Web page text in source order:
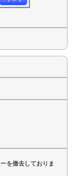
を撤去しておりま